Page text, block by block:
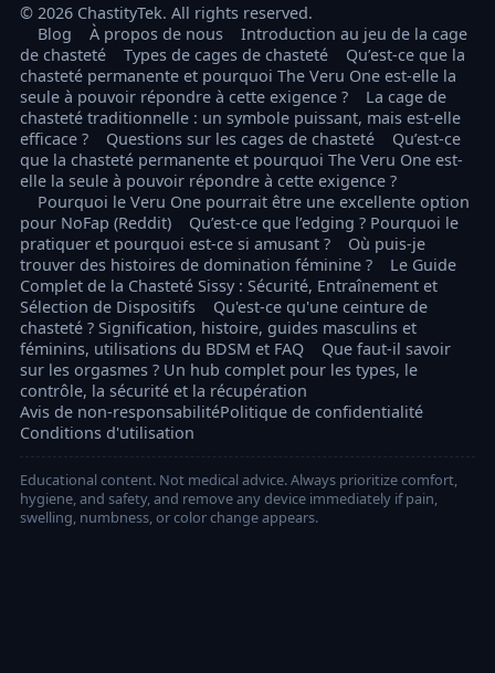
© 2026 ChastityTek. All rights reserved.
Blog
À propos de nous
Introduction au jeu de la cage
de chasteté
Types de cages de chasteté
Qu’est-ce que la
chasteté permanente et pourquoi The Veru One est-elle la
seule à pouvoir répondre à cette exigence ?
La cage de
chasteté traditionnelle : un symbole puissant, mais est-elle
efficace ?
Questions sur les cages de chasteté
Qu’est-ce
que la chasteté permanente et pourquoi The Veru One est-
elle la seule à pouvoir répondre à cette exigence ?
Pourquoi le Veru One pourrait être une excellente option
pour NoFap (Reddit)
Qu’est-ce que l’edging ? Pourquoi le
pratiquer et pourquoi est-ce si amusant ?
Où puis-je
trouver des histoires de domination féminine ?
Le Guide
Complet de la Chasteté Sissy : Sécurité, Entraînement et
Sélection de Dispositifs
Qu'est-ce qu'une ceinture de
chasteté ? Signification, histoire, guides masculins et
féminins, utilisations du BDSM et FAQ
Que faut-il savoir
sur les orgasmes ? Un hub complet pour les types, le
contrôle, la sécurité et la récupération
Avis de non-responsabilitéPolitique de confidentialité
Conditions d'utilisation
Educational content. Not medical advice. Always prioritize comfort,
hygiene, and safety, and remove any device immediately if pain,
swelling, numbness, or color change appears.